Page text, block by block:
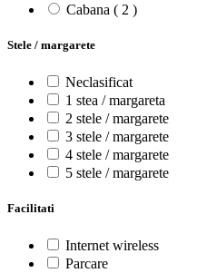
Cabana ( 2 )
Stele / margarete
Neclasificat
1 stea / margareta
2 stele / margarete
3 stele / margarete
4 stele / margarete
5 stele / margarete
Facilitati
Internet wireless
Parcare